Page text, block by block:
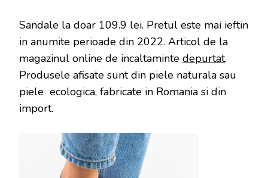
Sandale la doar 109.9 lei. Pretul este mai ieftin
in anumite perioade din 2022. Articol de la
magazinul online de incaltaminte depurtat.
Produsele afisate sunt din piele naturala sau
piele ecologica, fabricate in Romania si din
import.